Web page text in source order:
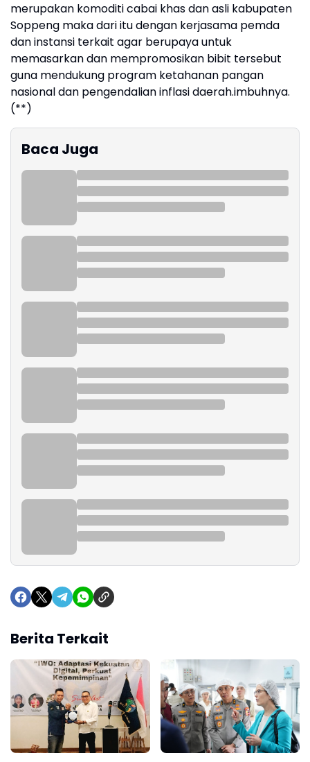
merupakan komoditi cabai khas dan asli kabupaten
Soppeng maka dari itu dengan kerjasama pemda
dan instansi terkait agar berupaya untuk
memasarkan dan mempromosikan bibit tersebut
guna mendukung program ketahanan pangan
nasional dan pengendalian inflasi daerah.imbuhnya.
(**)
Baca Juga
Berita Terkait